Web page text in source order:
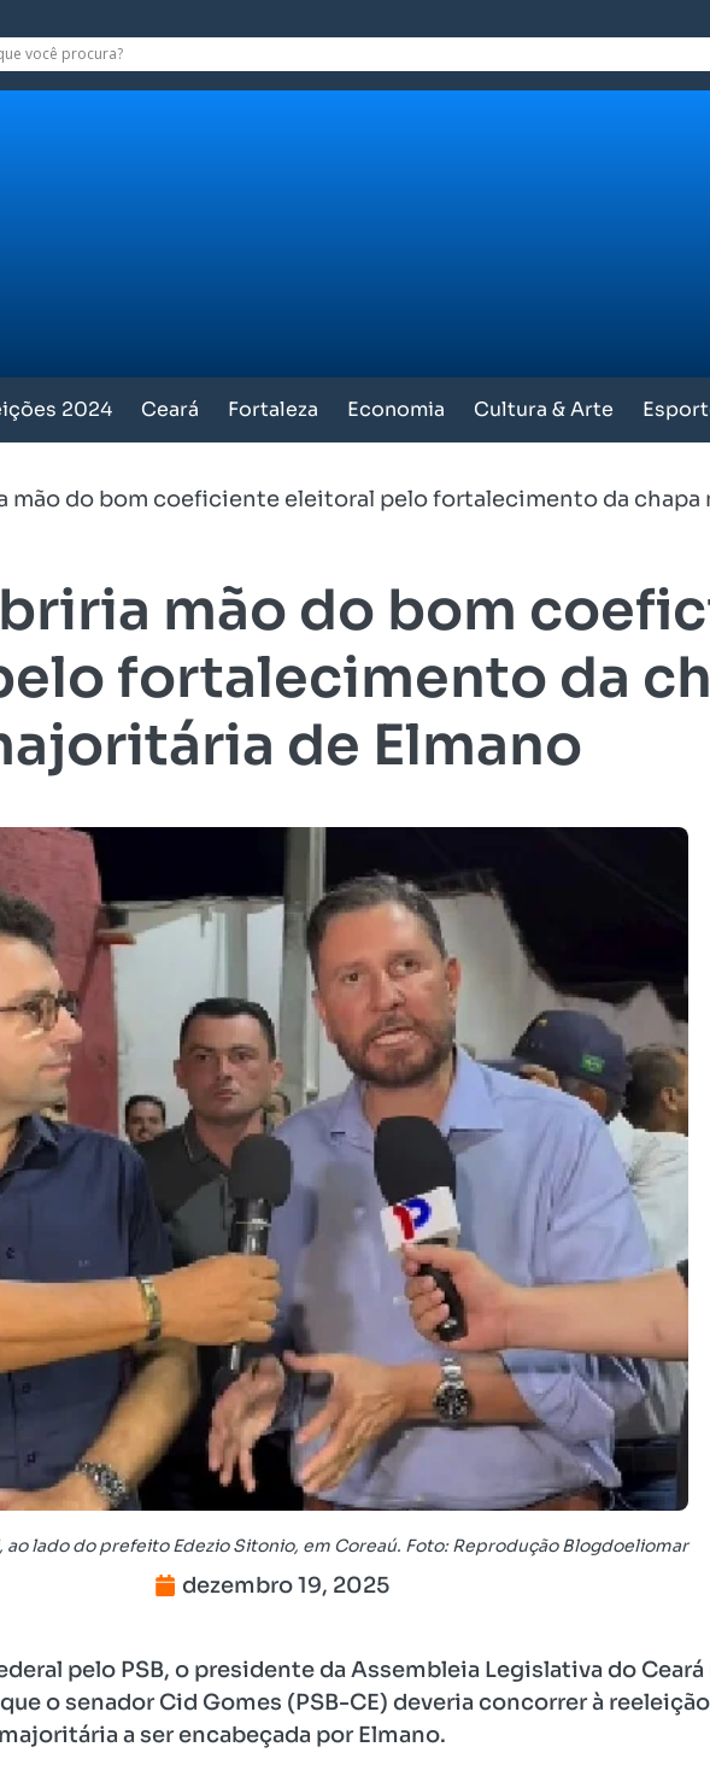
2024 Ceará Fortaleza Economia Cultura & Arte
mão do bom coeficiente eleitoral pelo fortalecimento da chapa
mão do bom
fortalecimento da
de Elmano
ao lado do prefeito Edezio Sitonio, em Coreaú. Foto: Reprodução Blogdoeliomar
dezembro 19, 2025
pelo PSB, o presidente da Assembleia Legislativa do Ceará
o senador Cid Gomes (PSB-CE) deveria concorrer à
a ser encabeçada por Elmano.